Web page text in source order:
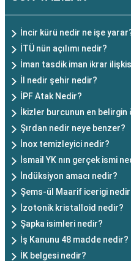
İncir kürü nedir ne işe
İTÜ nün açılımı nedir?
İman tasdik iman ikrar
İl nedir şehir nedir?
İPF Atak Nedir?
İkizler burcunun en
Şırdan nedir neye benzer?
İnox temizleyici nedir?
İsmail YK nın gerçek ismi
İndüksiyon amacı nedir?
Şems-ül Maarif icerigi
İzotonik kristalloid nedir?
Şapka isimleri nedir?
İş Kanunu 48 madde nedir?
İK belgesi nedir?